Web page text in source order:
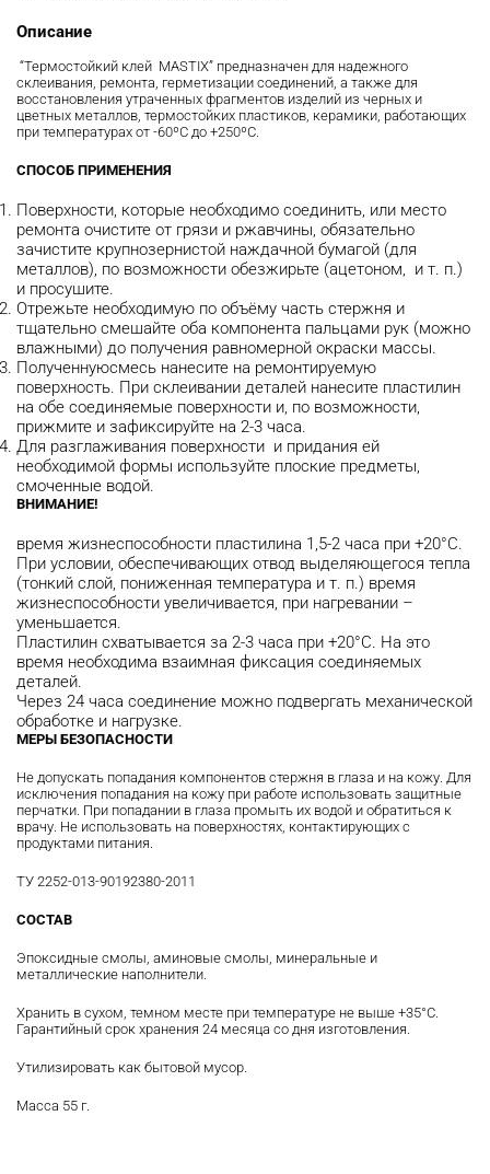
Описание
“Термостойкий клей MASTIX” предназначен для надежного
склеивания, ремонта, герметизации соединений, а также для
восстановления утраченных фрагментов изделий из черных и
цветных металлов, термостойких пластиков, керамики, работающих
при температурах от -60ºС до +250ºС.
СПОСОБ ПРИМЕНЕНИЯ
Поверхности, которые необходимо соединить, или место
ремонта очистите от грязи и ржавчины, обязательно
зачистите крупнозернистой наждачной бумагой (для
металлов), по возможности обезжирьте (ацетоном, и т. п.)
и просушите.
Отрежьте необходимую по объёму часть стержня и
тщательно смешайте оба компонента пальцами рук (можно
влажными) до получения равномерной окраски массы.
Полученнуюсмесь нанесите на ремонтируемую
поверхность. При склеивании деталей нанесите пластилин
на обе соединяемые поверхности и, по возможности,
прижмите и зафиксируйте на 2-3 часа.
Для разглаживания поверхности и придания ей
необходимой формы используйте плоские предметы,
смоченные водой.
ВНИМАНИЕ!
время жизнеспособности пластилина 1,5-2 часа при +20°С.
При условии, обеспечивающих отвод выделяющегося тепла
(тонкий слой, пониженная температура и т. п.) время
жизнеспособности увеличивается, при нагревании –
уменьшается.
Пластилин схватывается за 2-3 часа при +20°С. На это
время необходима взаимная фиксация соединяемых
деталей.
Через 24 часа соединение можно подвергать механической
обработке и нагрузке.
МЕРЫ БЕЗОПАСНОСТИ
Не допускать попадания компонентов стержня в глаза и на кожу. Для
исключения попадания на кожу при работе использовать защитные
перчатки. При попадании в глаза промыть их водой и обратиться к
врачу. Не использовать на поверхностях, контактирующих с
продуктами питания.
ТУ 2252-013-90192380-2011
СОСТАВ
Эпоксидные смолы, аминовые смолы, минеральные и
металлические наполнители.
Хранить в сухом, темном месте при температуре не выше +35°С.
Гарантийный срок хранения 24 месяца со дня изготовления.
Утилизировать как бытовой мусор.
Масса 55 г.